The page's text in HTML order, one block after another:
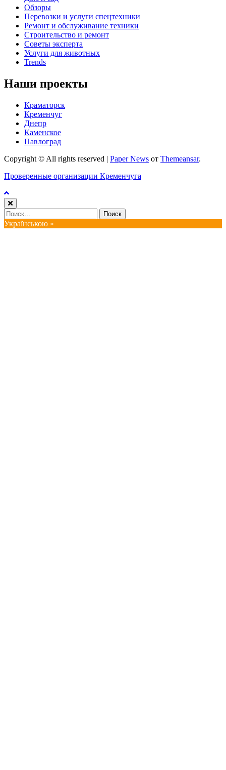
Обзоры
Перевозки и услуги спецтехники
Ремонт и обслуживание техники
Строительство и ремонт
Советы эксперта
Услуги для животных
Trends
Наши проекты
Краматорск
Кременчуг
Днепр
Каменское
Павлоград
Copyright © All rights reserved | Paper News от Themeansar.
Проверенные организации Кременчуга
Найти:
Українською »